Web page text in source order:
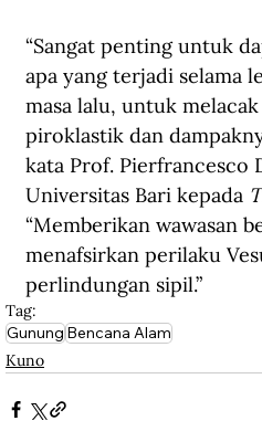
“Sangat penting untuk
apa yang terjadi selama
masa lalu, untuk
piroklastik dan
kata Prof. Pierfrancesco
Universitas Bari kepada
“Memberikan wawasan
menafsirkan perilaku
perlindungan sipil.”
Tag:
GunungBencana Alam
Kuno